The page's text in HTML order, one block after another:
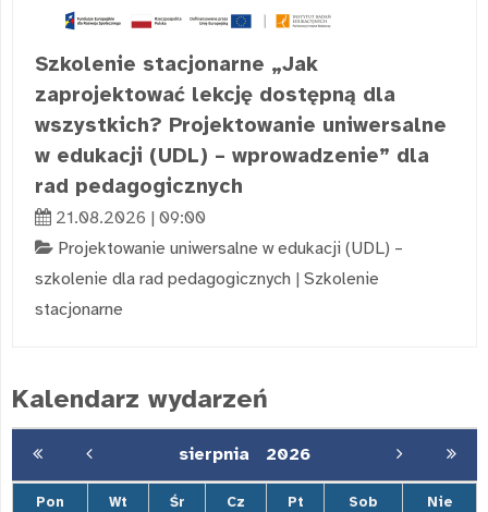
Szkolenie stacjonarne „Jak
zaprojektować lekcję dostępną dla
wszystkich? Projektowanie uniwersalne
w edukacji (UDL) – wprowadzenie” dla
rad pedagogicznych
21.08.2026 | 09:00
Projektowanie uniwersalne w edukacji (UDL) –
szkolenie dla rad pedagogicznych | Szkolenie
stacjonarne
Kalendarz wydarzeń
sierpnia 2026
Pon Wt Śr Cz Pt Sob Nie